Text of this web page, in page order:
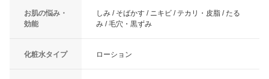
お肌の悩み・
効能
しみ / そばかす / ニキビ / テカリ・皮脂 / たる
み / 毛穴・黒ずみ
化粧水タイプ ローション